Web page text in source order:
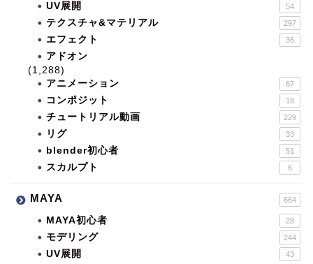
UV展開 54
テクスチャ&マテリアル 297
エフェクト 36
アドオン
(1,288)
アニメーション
67
コンポジット 18
チュートリアル動画 229
リグ 33
blender初心者 51
スカルプト 6
MAYA 664
MAYA初心者 28
モデリング 244
UV展開 43